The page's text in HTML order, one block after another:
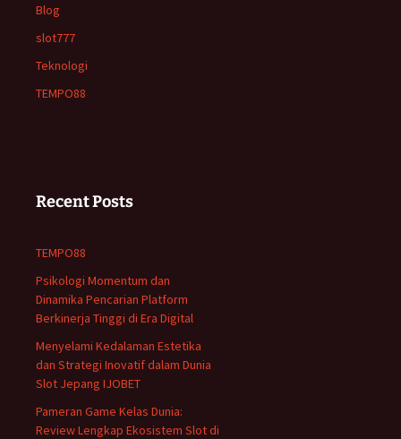
Blog
slot777
Teknologi
TEMPO88
Recent Posts
TEMPO88
Psikologi Momentum dan
Dinamika Pencarian Platform
Berkinerja Tinggi di Era Digital
Menyelami Kedalaman Estetika
dan Strategi Inovatif dalam Dunia
Slot Jepang IJOBET
Pameran Game Kelas Dunia:
Review Lengkap Ekosistem Slot di